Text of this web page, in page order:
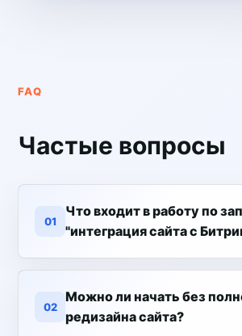
FAQ
Частые вопросы
01
Что входит в работу по
"интеграция сайта с
02
Можно ли начать без
редизайна сайта?